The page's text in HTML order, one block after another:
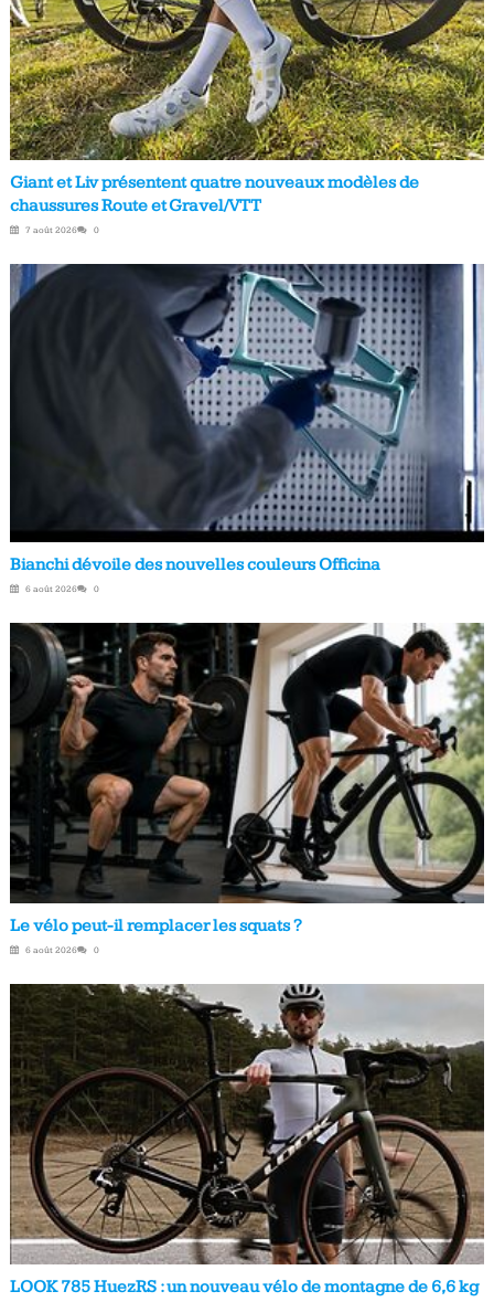
Giant et Liv présentent quatre nouveaux modèles de
chaussures Route et Gravel/VTT
7 août 2026 0
Bianchi dévoile des nouvelles couleurs Officina
6 août 2026 0
Le vélo peut-il remplacer les squats ?
6 août 2026 0
LOOK 785 HuezRS : un nouveau vélo de montagne de 6,6 kg